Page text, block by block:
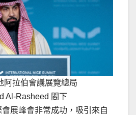
阿拉伯會議展覽總局
Al-Rasheed 閣下
展峰會非常成功，吸引來自